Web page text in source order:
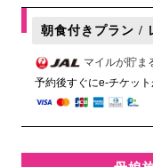
朝食付きプラン /
マイルが貯ま
予約後すぐにe-チケッ